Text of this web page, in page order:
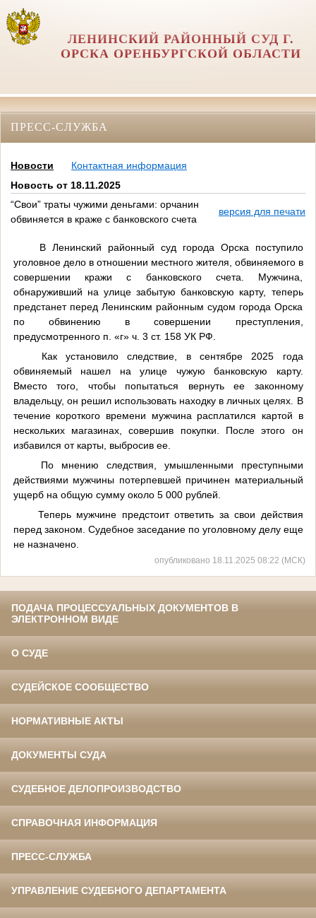
ЛЕНИНСКИЙ РАЙОННЫЙ СУД Г.
ОРСКА ОРЕНБУРГСКОЙ ОБЛАСТИ
ПРЕСС-СЛУЖБА
Новости
Контактная информация
Новость от 18.11.2025
“Свои” траты чужими деньгами: орчанин
обвиняется в краже с банковского счета
версия для печати
В Ленинский районный суд города Орска поступило
уголовное дело в отношении местного жителя, обвиняемого в
совершении кражи с банковского счета. Мужчина,
обнаруживший на улице забытую банковскую карту, теперь
предстанет перед Ленинским районным судом города Орска
по обвинению в совершении преступления,
предусмотренного п. «г» ч. 3 ст. 158 УК РФ.
Как установило следствие, в сентябре 2025 года
обвиняемый нашел на улице чужую банковскую карту.
Вместо того, чтобы попытаться вернуть ее законному
владельцу, он решил использовать находку в личных целях. В
течение короткого времени мужчина расплатился картой в
нескольких магазинах, совершив покупки. После этого он
избавился от карты, выбросив ее.
По мнению следствия, умышленными преступными
действиями мужчины потерпевшей причинен материальный
ущерб на общую сумму около 5 000 рублей.
Теперь мужчине предстоит ответить за свои действия
перед законом. Судебное заседание по уголовному делу еще
не назначено.
опубликовано 18.11.2025 08:22 (МСК)
ПОДАЧА ПРОЦЕССУАЛЬНЫХ ДОКУМЕНТОВ В
ЭЛЕКТРОННОМ ВИДЕ
О СУДЕ
СУДЕЙСКОЕ СООБЩЕСТВО
НОРМАТИВНЫЕ АКТЫ
ДОКУМЕНТЫ СУДА
СУДЕБНОЕ ДЕЛОПРОИЗВОДСТВО
СПРАВОЧНАЯ ИНФОРМАЦИЯ
ПРЕСС-СЛУЖБА
УПРАВЛЕНИЕ СУДЕБНОГО ДЕПАРТАМЕНТА